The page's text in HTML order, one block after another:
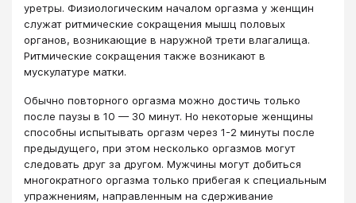
уретры. Физиологическим началом оргазма у женщин
служат ритмические сокращения мышц половых
органов, возникающие в наружной трети влагалища.
Ритмические сокращения также возникают в
мускулатуре матки.
Обычно повторного оргазма можно достичь только
после паузы в 10 — 30 минут. Но некоторые женщины
способны испытывать оргазм через 1-2 минуты после
предыдущего, при этом несколько оргазмов могут
следовать друг за другом. Мужчины могут добиться
многократного оргазма только прибегая к специальным
упражнениям, направленным на сдерживание